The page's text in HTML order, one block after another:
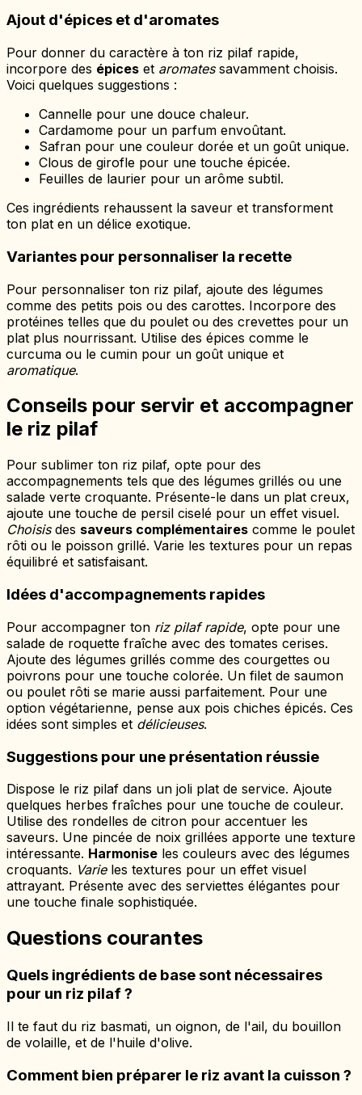
Ajout d'épices et d'aromates
Pour donner du caractère à ton riz pilaf rapide,
incorpore des épices et aromatessavamment choisis.
Voici quelques suggestions :
Cannelle pour une douce chaleur.
Cardamome pour un parfum envoûtant.
Safran pour une couleur dorée et un goût unique.
Clous de girofle pour une touche épicée.
Feuilles de laurier pour un arôme subtil.
Ces ingrédients rehaussent la saveur et transforment
ton plat en un délice exotique.
Variantes pour personnaliser la recette
Pour personnaliser ton riz pilaf, ajoute des légumes
comme des petits pois ou des carottes. Incorpore des
protéines telles que du poulet ou des crevettes pour un
plat plus nourrissant. Utilise des épices comme le
curcuma ou le cumin pour un goût unique et
aromatique.
Conseils pour servir et accompagner
le riz pilaf
Pour sublimer ton riz pilaf, opte pour des
accompagnements tels que des légumes grillés ou une
salade verte croquante. Présente-le dans un plat creux,
ajoute une touche de persil ciselé pour un effet visuel.
Choisisdes saveurs complémentaires comme le poulet
rôti ou le poisson grillé. Varie les textures pour un repas
équilibré et satisfaisant.
Idées d'accompagnements rapides
Pour accompagner ton riz pilaf rapide, opte pour une
salade de roquette fraîche avec des tomates cerises.
Ajoute des légumes grillés comme des courgettes ou
poivrons pour une touche colorée. Un filet de saumon
ou poulet rôti se marie aussi parfaitement. Pour une
option végétarienne, pense aux pois chiches épicés. Ces
idées sont simples et délicieuses.
Suggestions pour une présentation réussie
Dispose le riz pilaf dans un joli plat de service. Ajoute
quelques herbes fraîches pour une touche de couleur.
Utilise des rondelles de citron pour accentuer les
saveurs. Une pincée de noix grillées apporte une texture
intéressante. Harmonise les couleurs avec des légumes
croquants. Varieles textures pour un effet visuel
attrayant. Présente avec des serviettes élégantes pour
une touche finale sophistiquée.
Questions courantes
Quels ingrédients de base sont nécessaires
pour un riz pilaf ?
Il te faut du riz basmati, un oignon, de l'ail, du bouillon
de volaille, et de l'huile d'olive.
Comment bien préparer le riz avant la cuisson ?